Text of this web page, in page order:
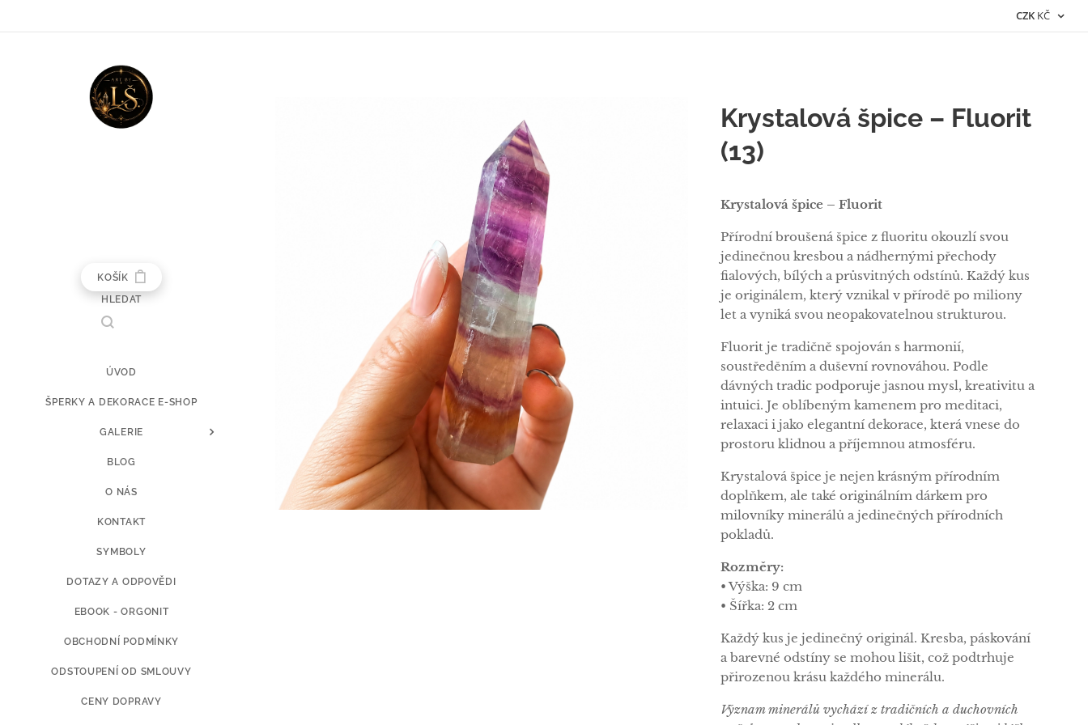
CZK KČ
KOŠÍK
HLEDAT
ÚVOD
ŠPERKY A DEKORACE E-SHOP
GALERIE
BLOG
O NÁS
KONTAKT
SYMBOLY
DOTAZY A ODPOVĚDI
EBOOK - ORGONIT
OBCHODNÍ PODMÍNKY
ODSTOUPENÍ OD SMLOUVY
CENY DOPRAVY
Krystalová špice – Fluorit
(13)
Krystalová špice – Fluorit
Přírodní broušená špice z fluoritu okouzlí svou
jedinečnou kresbou a nádhernými přechody
fialových, bílých a průsvitných odstínů. Každý kus
je originálem, který vznikal v přírodě po miliony
let a vyniká svou neopakovatelnou strukturou.
Fluorit je tradičně spojován s harmonií,
soustředěním a duševní rovnováhou. Podle
dávných tradic podporuje jasnou mysl, kreativitu a
intuici. Je oblíbeným kamenem pro meditaci,
relaxaci i jako elegantní dekorace, která vnese do
prostoru klidnou a příjemnou atmosféru.
Krystalová špice je nejen krásným přírodním
doplňkem, ale také originálním dárkem pro
milovníky minerálů a jedinečných přírodních
pokladů.
Rozměry:
• Výška: 9 cm
• Šířka: 2 cm
Každý kus je jedinečný originál. Kresba, páskování
a barevné odstíny se mohou lišit, což podtrhuje
přirozenou krásu každého minerálu.
Význam minerálů vychází z tradičních a duchovních